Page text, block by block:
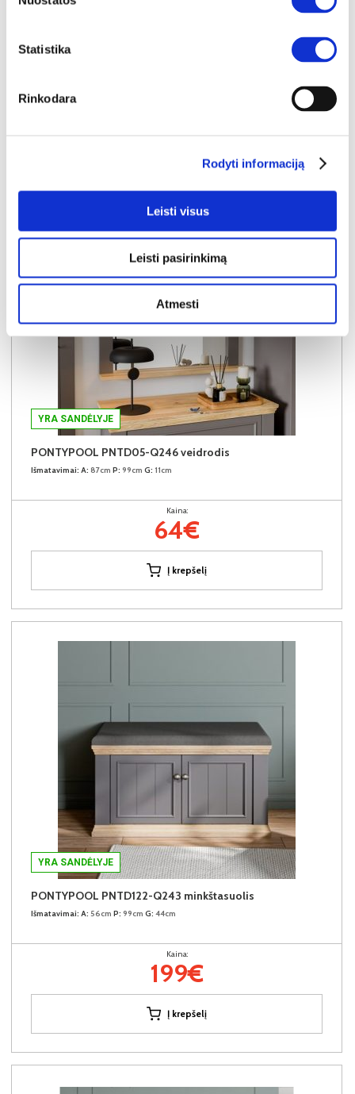
Statistika
Rinkodara
Rodyti informaciją
Leisti visus
Leisti pasirinkimą
Atmesti
PONTYPOOL PNTD04-Q246 veidrodis
YRA SANDĖLYJE
PONTYPOOL PNTD05-Q246 veidrodis
Išmatavimai: A: 87cm P: 99cm G: 11cm
Kaina:
64€
Į krepšelį
YRA SANDĖLYJE
PONTYPOOL PNTD122-Q243 minkštasuolis
Išmatavimai: A: 56cm P: 99cm G: 44cm
Kaina:
199€
Į krepšelį